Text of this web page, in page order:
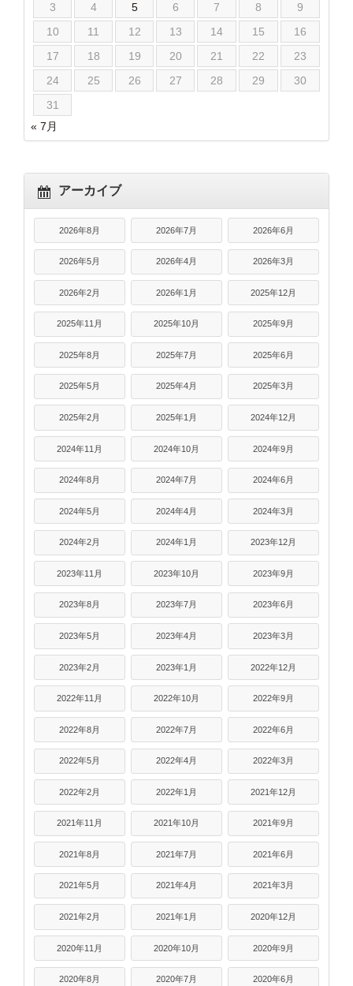
3
4 5 6 7 8
9
10
11 12 13 14 15
16
17
18 19 20 21 22
23
24
25 26 27 28 29
30
31
« 7月
アーカイブ
2026年8月 2026年7月 2026年6月
2026年5月 2026年4月 2026年3月
2026年2月 2026年1月 2025年12月
2025年11月 2025年10月 2025年9月
2025年8月 2025年7月 2025年6月
2025年5月 2025年4月 2025年3月
2025年2月 2025年1月 2024年12月
2024年11月 2024年10月 2024年9月
2024年8月 2024年7月 2024年6月
2024年5月 2024年4月 2024年3月
2024年2月 2024年1月 2023年12月
2023年11月 2023年10月 2023年9月
2023年8月 2023年7月 2023年6月
2023年5月 2023年4月 2023年3月
2023年2月 2023年1月 2022年12月
2022年11月 2022年10月 2022年9月
2022年8月 2022年7月 2022年6月
2022年5月 2022年4月 2022年3月
2022年2月 2022年1月 2021年12月
2021年11月 2021年10月 2021年9月
2021年8月 2021年7月 2021年6月
2021年5月 2021年4月 2021年3月
2021年2月 2021年1月 2020年12月
2020年11月 2020年10月 2020年9月
2020年8月 2020年7月 2020年6月